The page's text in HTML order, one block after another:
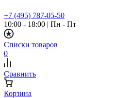
+7 (495) 787-05-50
10:00 - 18:00 | Пн - Пт
Списки товаров
0
Сравнить
Корзина